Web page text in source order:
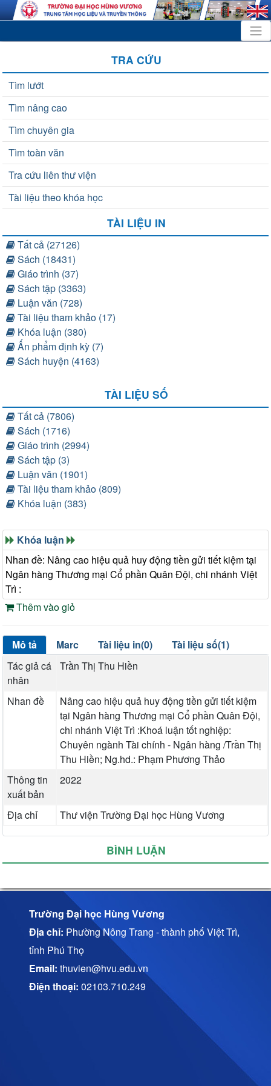
TRA CỨU
Tìm lướt
Tìm nâng cao
Tìm chuyên gia
Tìm toàn văn
Tra cứu liên thư viện
Tài liệu theo khóa học
TÀI LIỆU IN
Tất cả (27126)
Sách (18431)
Giáo trình (37)
Sách tập (3363)
Luận văn (728)
Tài liệu tham khảo (17)
Khóa luận (380)
Ấn phẩm định kỳ (7)
Sách huyện (4163)
TÀI LIỆU SỐ
Tất cả (7806)
Sách (1716)
Giáo trình (2994)
Sách tập (3)
Luận văn (1901)
Tài liệu tham khảo (809)
Khóa luận (383)
Khóa luận
Nhan đề: Nâng cao hiệu quả huy động tiền gửi tiết kiệm tại
Ngân hàng Thương mại Cổ phần Quân Đội, chi nhánh Việt
Trì :
Thêm vào giỏ
Mô tả Marc Tài liệu in(0)
Tài liệu số(1)
Tác giả cá
nhân
Trần Thị Thu Hiền
Nhan đề
Nâng cao hiệu quả huy động tiền gửi tiết kiệm
tại Ngân hàng Thương mại Cổ phần Quân Đội,
chi nhánh Việt Trì :Khoá luận tốt nghiệp:
Chuyên ngành Tài chính - Ngân hàng /Trần Thị
Thu Hiền; Ng.hd.: Phạm Phương Thảo
Thông tin
xuất bản
2022
Địa chỉ Thư viện Trường Đại học Hùng Vương
BÌNH LUẬN
Trường Đại học Hùng Vương
Địa chỉ: Phường Nông Trang - thành phố Việt Trì,
tỉnh Phú Thọ
Email: thuvien@hvu.edu.vn
Điện thoại: 02103.710.249